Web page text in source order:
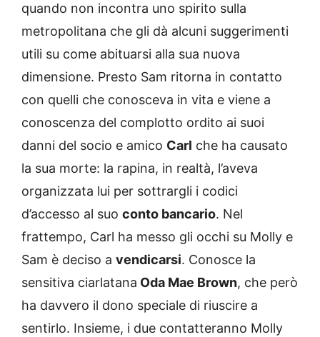
quando non incontra uno spirito sulla
metropolitana che gli dà alcuni suggerimenti
utili su come abituarsi alla sua nuova
dimensione. Presto Sam ritorna in contatto
con quelli che conosceva in vita e viene a
conoscenza del complotto ordito ai suoi
danni del socio e amico Carl che ha causato
la sua morte: la rapina, in realtà, l’aveva
organizzata lui per sottrargli i codici
d’accesso al suo conto bancario. Nel
frattempo, Carl ha messo gli occhi su Molly e
Sam è deciso a vendicarsi. Conosce la
sensitiva ciarlatana Oda Mae Brown, che però
ha davvero il dono speciale di riuscire a
sentirlo. Insieme, i due contatteranno Molly